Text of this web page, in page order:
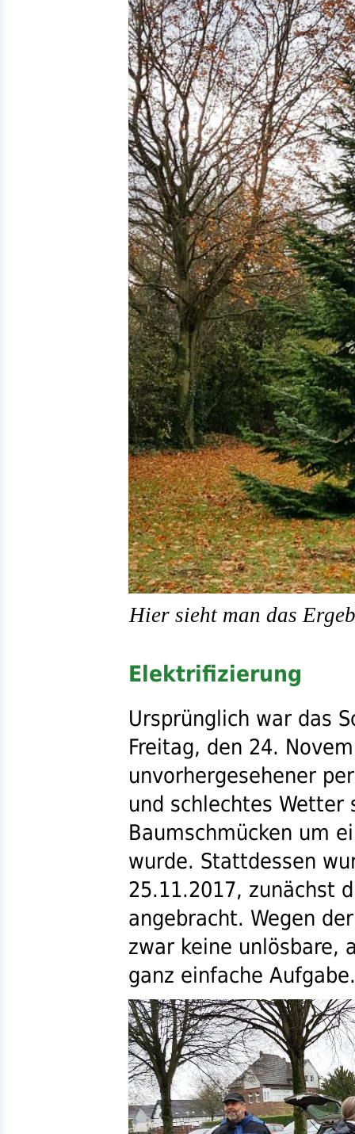
Hier sieht man das
Elektrifizierung
Ursprünglich war das
Freitag, den 24.
unvorhergesehener
und schlechtes Wetter
Baumschmücken um
wurde. Stattdessen
25.11.2017, zunächst
angebracht. Wegen
zwar keine unlösbare,
ganz einfache Aufgabe.